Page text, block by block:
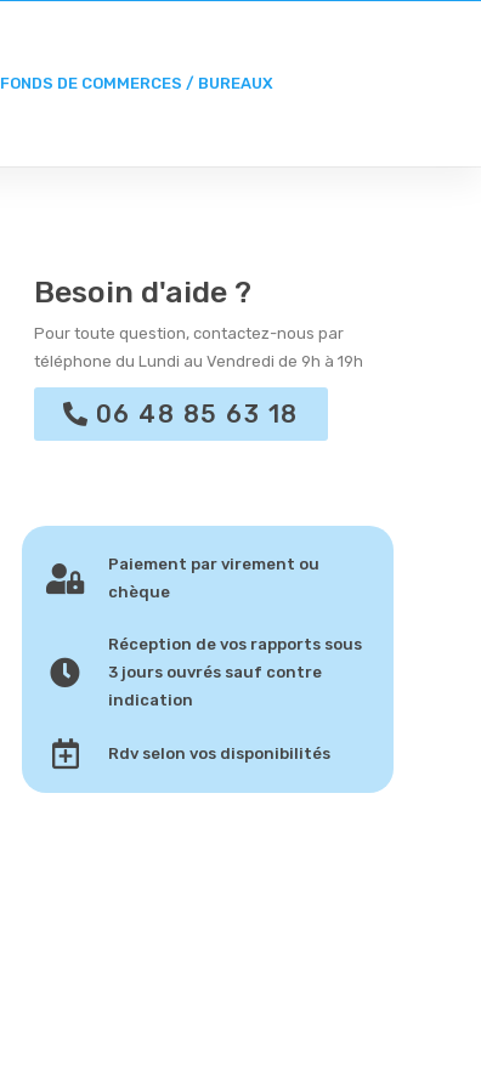
FONDS DE COMMERCES / BUREAUX
Besoin d'aide ?
Pour toute question, contactez-nous par
téléphone du Lundi au Vendredi de 9h à 19h
06 48 85 63 18
Paiement par virement ou
chèque
Réception de vos rapports sous
3 jours ouvrés sauf contre
indication
Rdv selon vos disponibilités